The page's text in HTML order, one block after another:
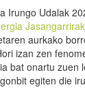
Irungo Udalak
aurkako
izan zen
bat onartu zuen
egiten die